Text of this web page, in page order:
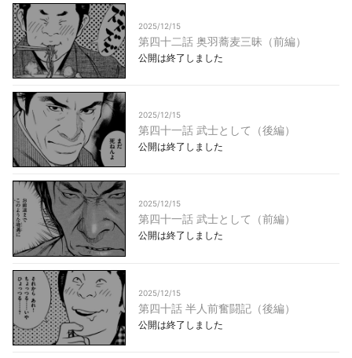
2025/12/15
第四十二話 奥羽蕎麦三昧（前編）
公開は終了しました
2025/12/15
第四十一話 武士として（後編）
公開は終了しました
2025/12/15
第四十一話 武士として（前編）
公開は終了しました
2025/12/15
第四十話 半人前奮闘記（後編）
公開は終了しました